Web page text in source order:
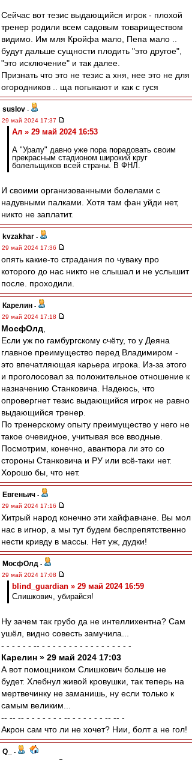
Сейчас вот тезис выдающийся игрок - плохой
тренер родили всем садовым товариществом
видимо. Им мля Кройфа мало, Пепа мало ..
будут дальше сущности плодить "это другое",
"это исключение" и так далее.
Признать что это не тезис а хня, нее это не для
огородников .. ща погыкают и как с гуся
suslov -
29 май 2024 17:37
Ал » 29 май 2024 16:53
А "Уралу" давно уже пора порадовать своим
прекрасным стадионом широкий круг
болельщиков всей страны. В ФНЛ.
И своими организованными болелами с
надувными палками. Хотя там фан уйди нет,
никто не заплатит.
kvzakhar -
29 май 2024 17:36
опять какие-то страдания по чуваку про
которого до нас никто не слышал и не услышит
после. проходили.
Карелин -
29 май 2024 17:18
МосфОлд
Если уж по гамбургскому счёту, то у Деяна
главное преимущество перед Владимиром -
это впечатляющая карьера игрока. Из-за этого
и проголосовал за положительное отношение к
назначению Станковича. Надеюсь, что
опровергнет тезис выдающийся игрок не равно
выдающийся тренер.
По тренерскому опыту преимущество у него не
такое очевидное, учитывая все вводные.
Посмотрим, конечно, авантюра ли это со
стороны Станковича и РУ или всё-таки нет.
Хорошо бы, что нет.
Евгеньич -
29 май 2024 17:16
Хитрый народ конечно эти хайфавчане. Вы мол
нас в игнор, а мы тут будем беспрепятственно
нести кривду в массы. Нет уж, дудки!
МосфОлд -
29 май 2024 17:08
blind_guardian » 29 май 2024 16:59
Слишкович, убирайся!
Ну зачем так грубо да не интеллихентна? Сам
ушёл, видно совесть замучила...
- - - - - - -- - - - - - - - - - - - - - - - - -
Карелин » 29 май 2024 17:03
А вот помощником Слишкович больше не
будет. Хлебнул живой кровушки, так теперь на
мертвечинку не заманишь, ну если только к
самым великим...
-- -- -- - - - - - - - -- - - - - - - -- -- -
Акрон сам что ли не хочет? Нии, болт а не гол!
Q_
-